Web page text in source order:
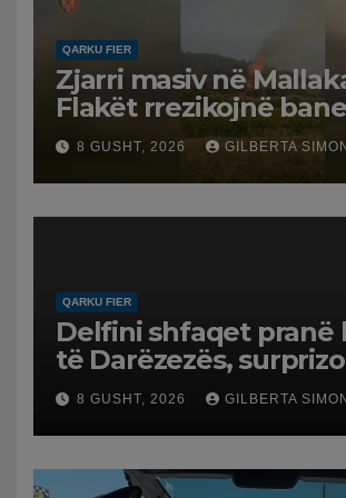
QARKU FIER
Zjarri masiv në
Flakët rrezikojnë
Policia evakuon disa
në Koilac
8 GUSHT, 2026 GILBERTA
QARKU FIER
Delfini shfaqet pranë
të Darëzezës,
pushuesit dhe
8 GUSHT, 2026 GILBERTA